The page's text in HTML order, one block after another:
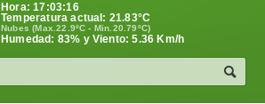
Hora:17:03:16
Temperatura actual: 21.83°C
Nubes (Max.22.9ºC - Min.20.79ºC)
Humedad: 83% y Viento: 5.36 Km/h